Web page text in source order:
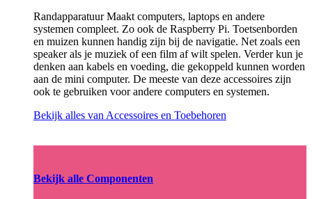
Randapparatuur Maakt computers, laptops en andere
systemen compleet. Zo ook de Raspberry Pi. Toetsenborden
en muizen kunnen handig zijn bij de navigatie. Net zoals een
speaker als je muziek of een film af wilt spelen. Verder kun je
denken aan kabels en voeding, die gekoppeld kunnen worden
aan de mini computer. De meeste van deze accessoires zijn
ook te gebruiken voor andere computers en systemen.
Bekijk alles van Accessoires en Toebehoren
Bekijk alle Componenten